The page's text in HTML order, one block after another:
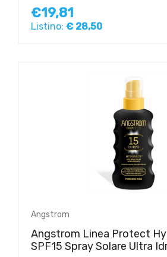
€19,81
Listino: € 28,50
Angstrom
Angstrom Linea Protect
SPF15 Spray Solare Ultra